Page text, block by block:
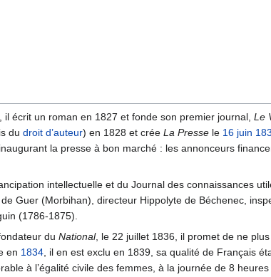
écrit un roman en 1827 et fonde son premier journal, Le
du droit d’auteur) en 1828 et crée La Presse le 16 juin
la presse à bon marché : les annonceurs
intellectuelle et du Journal des connaissances
Guer (Morbihan), directeur Hippolyte de Béchenec,
(1786-1875).
du National, le 22 juillet 1836, il promet de ne
en 1834, il en est exclu en 1839, sa qualité de Français
à l’égalité civile des femmes, à la journée de 8